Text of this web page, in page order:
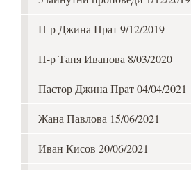
П-р Джина Прат 9/12/2019
П-р Таня Иванова 8/03/2020
Пастор Джина Прат 04/04/2021
Жана Павлова 15/06/2021
Иван Кисов 20/06/2021